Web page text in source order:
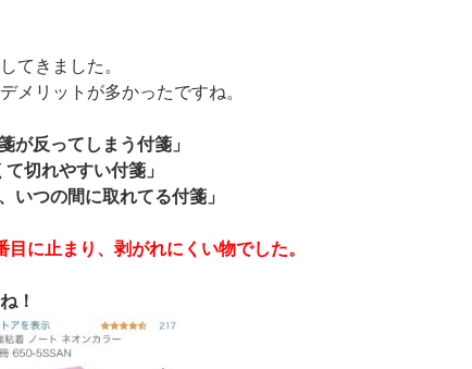
てきました。
メリットが多かったですね。
が反ってしまう付箋」
て切れやすい付箋」
いつの間に取れてる付箋」
目に止まり、剥がれにくい物でした。
！